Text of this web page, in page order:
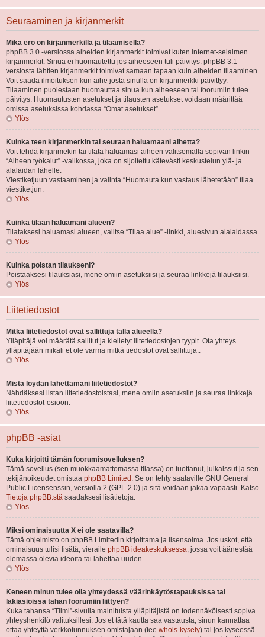
Seuraaminen ja kirjanmerkit
Mikä ero on kirjanmerkillä ja tilaamisella?
phpBB 3.0 -versiossa aiheiden kirjanmerkit toimivat kuten internet-selaimen
kirjanmerkit. Sinua ei huomautettu jos aiheeseen tuli päivitys. phpBB 3.1 -
versiosta lähtien kirjanmerkit toimivat samaan tapaan kuin aiheiden tilaaminen.
Voit saada ilmoituksen kun aihe josta sinulla on kirjanmerkki päivittyy.
Tilaaminen puolestaan huomauttaa sinua kun aiheeseen tai foorumiin tulee
päivitys. Huomautusten asetukset ja tilausten asetukset voidaan määrittää
omissa asetuksissa kohdassa “Omat asetukset”.
Ylös
Kuinka teen kirjanmerkin tai seuraan haluamaani aihetta?
Voit tehdä kirjanmekin tai tilata haluamasi aiheen valitsemalla sopivan linkin
“Aiheen työkalut” -valikossa, joka on sijoitettu kätevästi keskustelun ylä- ja
alalaidan lähelle.
Viestiketjuun vastaaminen ja valinta “Huomauta kun vastaus lähetetään” tilaa
viestiketjun.
Ylös
Kuinka tilaan haluamani alueen?
Tilataksesi haluamasi alueen, valitse “Tilaa alue” -linkki, aluesivun alalaidassa.
Ylös
Kuinka poistan tilaukseni?
Poistaaksesi tilauksiasi, mene omiin asetuksiisi ja seuraa linkkejä tilauksiisi.
Ylös
Liitetiedostot
Mitkä liitetiedostot ovat sallittuja tällä alueella?
Ylläpitäjä voi määrätä sallitut ja kielletyt liitetiedostojen tyypit. Ota yhteys
ylläpitäjään mikäli et ole varma mitkä tiedostot ovat sallittuja..
Ylös
Mistä löydän lähettämäni liitetiedostot?
Nähdäksesi listan liitetiedostoistasi, mene omiin asetuksiin ja seuraa linkkejä
liitetiedostot-osioon.
Ylös
phpBB -asiat
Kuka kirjoitti tämän foorumisovelluksen?
Tämä sovellus (sen muokkaamattomassa tilassa) on tuottanut, julkaissut ja sen
tekijänoikeudet omistaa phpBB Limited . Se on tehty saataville GNU General
Public Licensenssin, versiolla 2 (GPL-2.0) ja sitä voidaan jakaa vapaasti. Katso
Tietoja phpBB:stä saadaksesi lisätietoja.
Ylös
Miksi ominaisuutta X ei ole saatavilla?
Tämä ohjelmisto on phpBB Limitedin kirjoittama ja lisensoima. Jos uskot, että
ominaisuus tulisi lisätä, vieraile phpBB ideakeskuksessa, jossa voit äänestää
olemassa olevia ideoita tai lähettää uuden.
Ylös
Keneen minun tulee olla yhteydessä väärinkäytöstapauksissa tai
lakiasioissa tähän foorumiin liittyen?
Kuka tahansa “Tiimi”-sivulla mainituista ylläpitäjistä on todennäköisesti sopiva
yhteyshenkilö valituksillesi. Jos et tätä kautta saa vastausta, sinun kannattaa
ottaa yhteyttä verkkotunnuksen omistajaan (tee whois-kysely) tai jos kyseessä